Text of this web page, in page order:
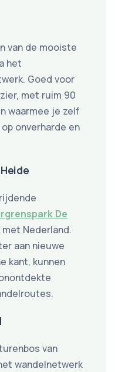
van de mooiste
het
Goed voor
met ruim 90
waarmee je zelf
onverharde en
De
Nederland.
aan nieuwe
kant, kunnen
van
wandelnetwerk